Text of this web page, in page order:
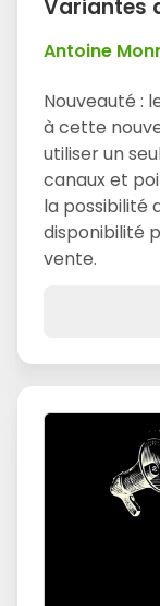
Variantes
Antoine
Nouveauté :
à cette
utiliser un
canaux et
la possibilité
disponibilité
vente.